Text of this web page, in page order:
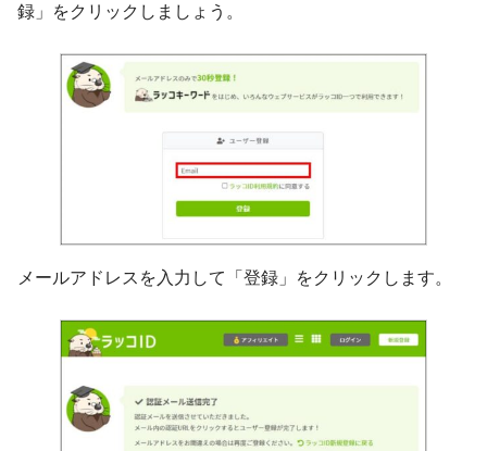
録」をクリックしましょう。
メールアドレスを入力して「登録」をクリックします。